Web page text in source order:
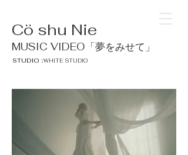
Cö shu Nie
MUSIC VIDEO「夢をみせて」
STUDIO：WHITE STUDIO